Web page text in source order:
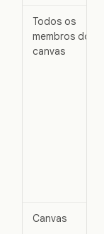
Todos os
membros do
canvas
Canvas